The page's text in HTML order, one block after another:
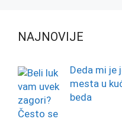
NAJNOVIJE
Deda mi je
mesta u
beda